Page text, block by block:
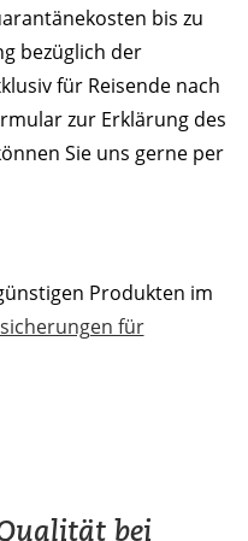
bis zu
bezüglich der
für Reisende nach
zur Erklärung des
Sie uns gerne per
Produkten im
für
bei